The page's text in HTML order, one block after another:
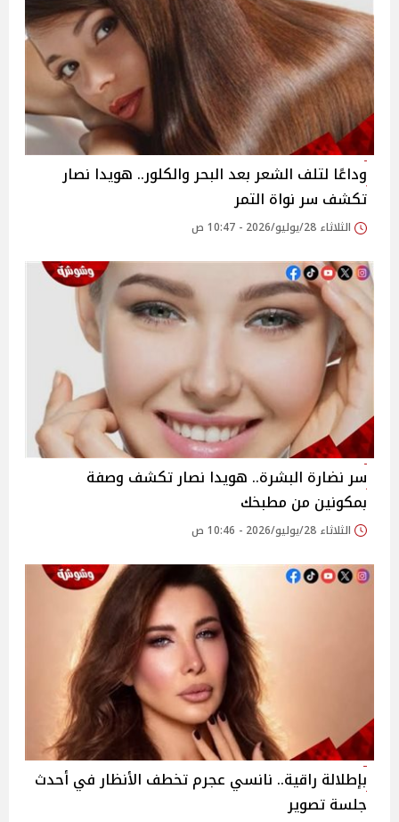
وداعًا لتلف الشعر بعد البحر والكلور.. هويدا نصار
تكشف سر نواة التمر
الثلاثاء 28/يوليو/2026 - 10:47 ص
سر نضارة البشرة.. هويدا نصار تكشف وصفة
بمكونين من مطبخك
الثلاثاء 28/يوليو/2026 - 10:46 ص
بإطلالة راقية.. نانسي عجرم تخطف الأنظار في أحدث
جلسة تصوير